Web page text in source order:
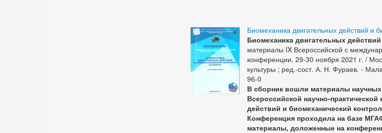
Биомеханика двигательных действий и
Биомеханика двигательных
материалы IX Всероссийской с
конференции, 29-30 ноября 2021 г. /
культуры ; ред.-сост. А. Н. Фураев. -
96-0
В сборник вошли материалы
Всероссийской научно-
действий и биомеханический
Конференция проходила на базе
материалы, доложенные на